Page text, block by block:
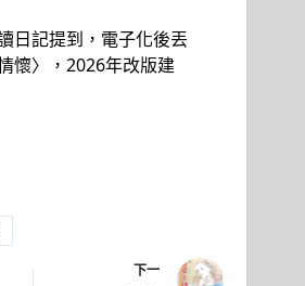
日記提到，電子化後丟
懷〉，2026年改版建
下一